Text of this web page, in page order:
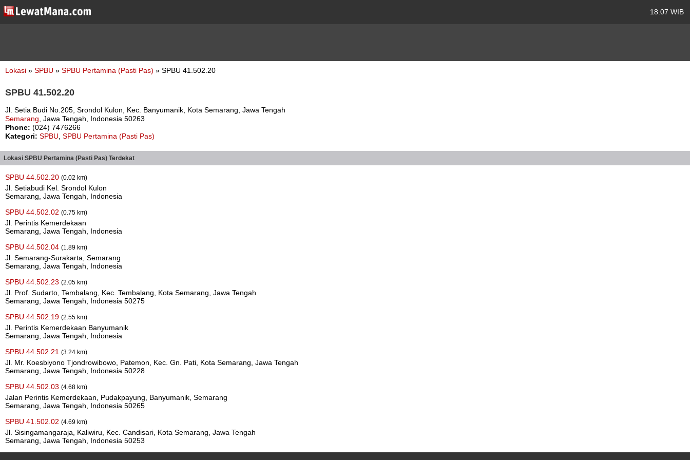
18:07 WIB
Lokasi » SPBU » SPBU Pertamina (Pasti Pas) » SPBU 41.502.20
SPBU 41.502.20
Jl. Setia Budi No.205, Srondol Kulon, Kec. Banyumanik, Kota Semarang, Jawa Tengah
Semarang , Jawa Tengah, Indonesia 50263
Phone: (024) 7476266
Kategori: SPBU SPBU Pertamina (Pasti Pas)
Lokasi SPBU Pertamina (Pasti Pas) Terdekat
SPBU 44.502.20 (0.02 km)
Jl. Setiabudi Kel. Srondol Kulon
Semarang, Jawa Tengah, Indonesia
SPBU 44.502.02 (0.75 km)
Jl. Perintis Kemerdekaan
Semarang, Jawa Tengah, Indonesia
SPBU 44.502.04 (1.89 km)
Jl. Semarang-Surakarta, Semarang
Semarang, Jawa Tengah, Indonesia
SPBU 44.502.23 (2.05 km)
Jl. Prof. Sudarto, Tembalang, Kec. Tembalang, Kota Semarang, Jawa Tengah
Semarang, Jawa Tengah, Indonesia 50275
SPBU 44.502.19 (2.55 km)
Jl. Perintis Kemerdekaan Banyumanik
Semarang, Jawa Tengah, Indonesia
SPBU 44.502.21 (3.24 km)
Jl. Mr. Koesbiyono Tjondrowibowo, Patemon, Kec. Gn. Pati, Kota Semarang, Jawa Tengah
Semarang, Jawa Tengah, Indonesia 50228
SPBU 44.502.03 (4.68 km)
Jalan Perintis Kemerdekaan, Pudakpayung, Banyumanik, Semarang
Semarang, Jawa Tengah, Indonesia 50265
SPBU 41.502.02 (4.69 km)
Jl. Sisingamangaraja, Kaliwiru, Kec. Candisari, Kota Semarang, Jawa Tengah
Semarang, Jawa Tengah, Indonesia 50253